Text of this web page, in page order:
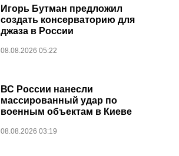
Игорь Бутман предложил
создать консерваторию для
джаза в России
08.08.2026 05:22
ВС России нанесли
массированный удар по
военным объектам в Киеве
08.08.2026 03:19